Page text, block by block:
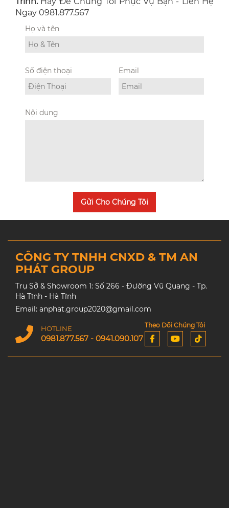
Ngay 0981.877.567
Họ và tên
Số điện thoại Email
Nội dung
Gửi Cho Chúng Tôi
CÔNG TY TNHH CNXD & TM AN
PHÁT GROUP
Trụ Sở & Showroom 1: Số 266 - Đường Vũ Quang - Tp.
Hà Tĩnh - Hà Tĩnh
Email: anphat.group2020@gmail.com
HOTLINE
0981.877.567 - 0941.090.107
Theo Dõi Chúng Tôi